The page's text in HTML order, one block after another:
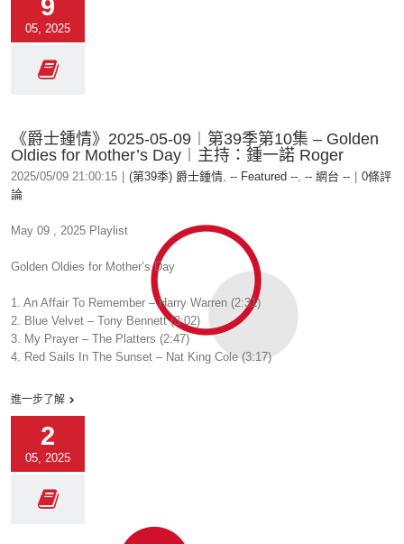
9
05, 2025
《爵士鍾情》2025-05-09︱第39季第10集 – Golden
Oldies for Mother’s Day︱主持：鍾一諾 Roger
2025/05/09 21:00:15 (第39季) 爵士鍾情, -- Featured --, -- 網台 --
0條評
論
May 09 , 2025 Playlist
Golden Oldies for Mother’s Day
1. An Affair To Remember – Harry Warren (2:31)
2. Blue Velvet – Tony Bennett (3:02)
3. My Prayer – The Platters (2:47)
4. Red Sails In The Sunset – Nat King Cole (3:17)
進一步了解
2
05, 2025